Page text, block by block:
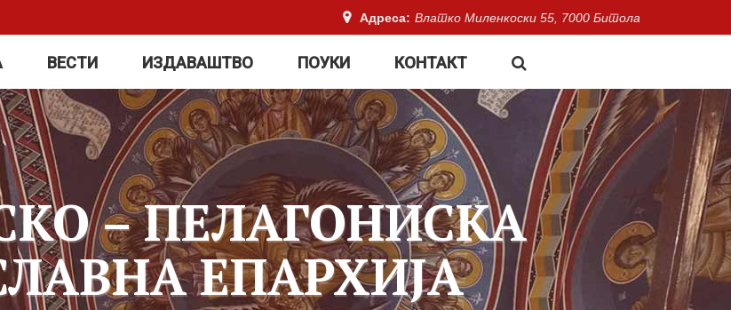
Адреса: Влатко Миленкоски 55, 7000 Битола
ВЕСТИ ИЗДАВАШТВО ПОУКИ КОНТАКТ
– ПЕЛАГОНИСКА
ЕПАРХИЈА